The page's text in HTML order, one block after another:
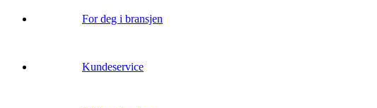
For deg i bransjen
Kundeservice